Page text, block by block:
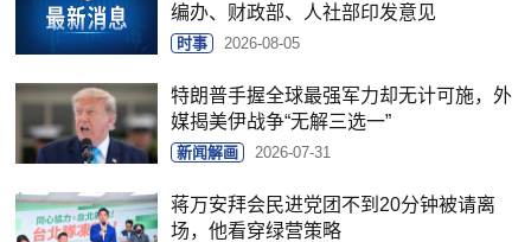
编办、财政部、人社部印发意见
时事 2026-08-05
特朗普手握全球最强军力却无计可施，外
媒揭美伊战争“无解三选一”
新闻解画 2026-07-31
蒋万安拜会民进党团不到20分钟被请离
场，他看穿绿营策略